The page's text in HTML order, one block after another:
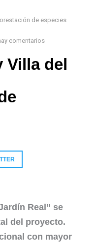
de especies
comentarios
Villa del
Real” se
del proyecto.
con mayor